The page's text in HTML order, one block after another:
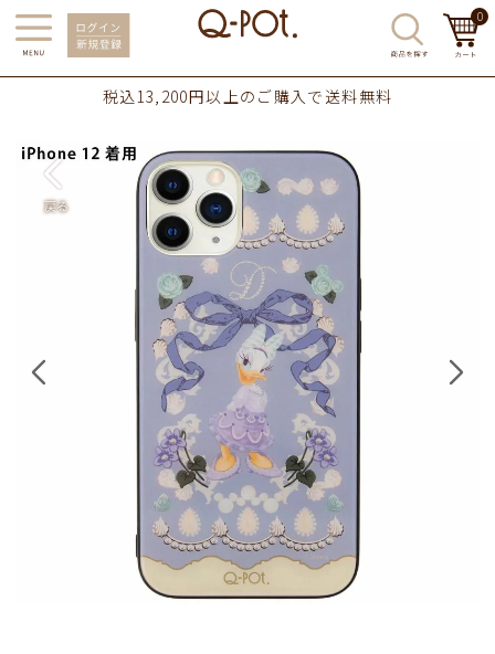
0
税込13,200円以上のご購入で送料無料